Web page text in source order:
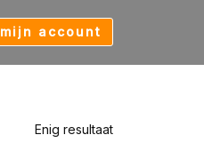
mijn account
Enig resultaat